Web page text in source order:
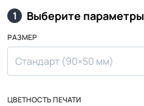
1 Выберите параметры
РАЗМЕР
Стандарт (90×50 мм)
ЦВЕТНОСТЬ ПЕЧАТИ